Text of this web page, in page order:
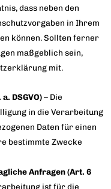
dass neben den
in Ihrem
können. Sollten ferner
maßgeblich sein,
mit.
DSGVO)– Die
in die Verarbeitung
Daten für einen
bestimmte Zwecke
Anfragen (Art. 6
ist für die